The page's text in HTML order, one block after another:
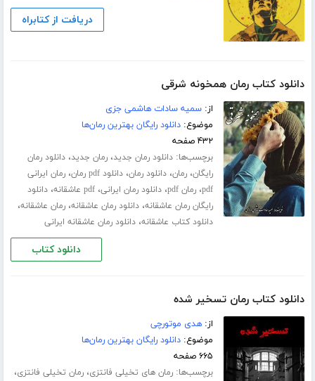
دریافت از کتابراه
دانلود کتاب رمان همخونه شرقی
از:سمیه سادات هاشمی جزی
موضوع:دانلود رایگان بهترین رمان‌ها
۴۳۲ صفحه
برچسب‌ها:دانلود رمان جدید،رمان جدید،دانلود رمان
رایگان،رمان،دانلود رمان،دانلود pdf رمان ،رمان ایرانی
pdf،رمان pdf ،دانلود رمان ایرانی،pdf عاشقانه ،دانلود
رایگان رمان عاشقانه،دانلود رمان عاشقانه،رمان عاشقانه،
دانلود کتاب عاشقانه،دانلود رمان عاشقانه ایرانی
دانلود کتاب
دانلود کتاب رمان تسخیر شده
از:هدی موتورچی
موضوع:دانلود رایگان بهترین رمان‌ها
۶۶۵ صفحه
برچسب‌ها:رمان های تخیلی فانتزی،رمان تخیلی فانتزی،